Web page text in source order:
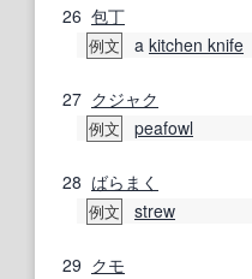
26 包丁
例文 a kitchen knife
27 クジャク
例文 peafowl
28 ばらまく
例文 strew
29 クモ